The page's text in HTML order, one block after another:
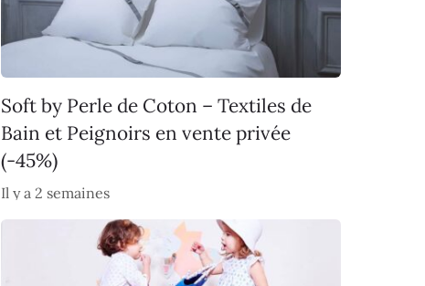
Soft by Perle de Coton – Textiles de
Bain et Peignoirs en vente privée
(-45%)
Il y a 2 semaines